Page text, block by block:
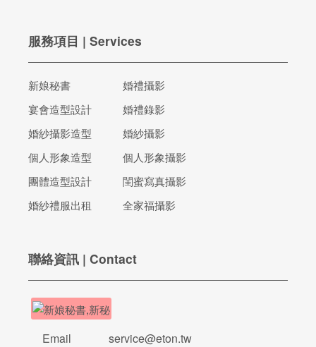
服務項目 | Services
新娘秘書
宴會造型設計
婚紗攝影造型
個人形象造型
團體造型設計
婚紗禮服出租
婚禮攝影
婚禮錄影
婚紗攝影
個人形象攝影
閨蜜寫真攝影
全家福攝影
聯絡資訊 | Contact
Email
service@eton.tw